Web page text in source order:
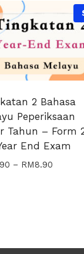
2 Bahasa
Peperiksaan
Tahun – Form
End Exam
– RM8.90Price